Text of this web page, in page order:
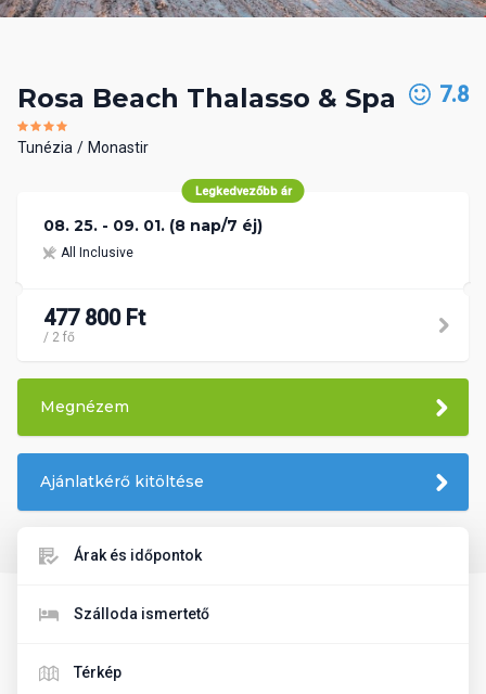
Rosa Beach Thalasso & Spa
Tunézia Monastir
7.8
Legkedvezőbb ár
08. 25. - 09. 01. (8 nap/7 éj)
All Inclusive
477 800 Ft
/ 2 fő
Megnézem
Ajánlatkérő kitöltése
Árak és időpontok
Szálloda ismertető
Térkép